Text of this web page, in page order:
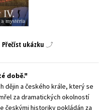
Přečíst ukázku
době.
dějin a českého krále, který se
za dramatických okolností
českými historiky pokládán za